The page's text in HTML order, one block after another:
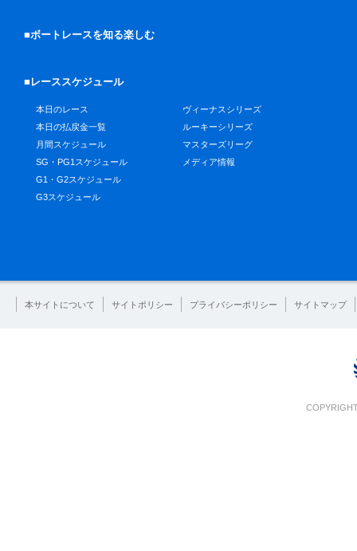
■ボートレースを知る楽しむ
■レーススケジュール
本日のレース
本日の払戻金一覧
月間スケジュール
SG・PG1スケジュール
G1・G2スケジュール
G3スケジュール
ヴィーナスシリーズ
ルーキーシリーズ
マスターズリーグ
メディア情報
本サイトについて サイトポリシー プライバシーポリシー サイトマップ